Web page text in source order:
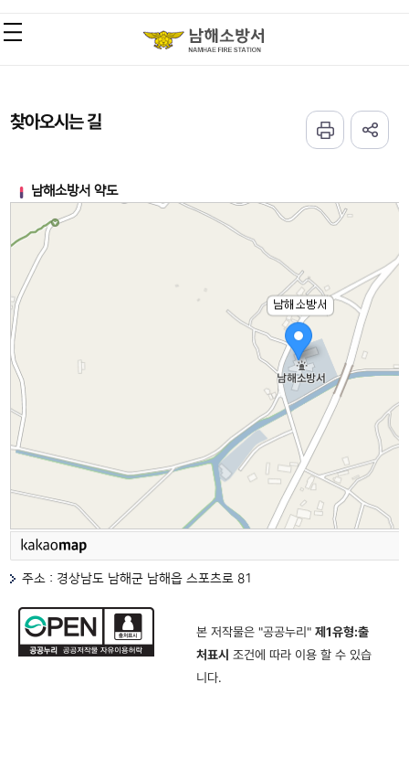
찾아오시는 길
남해소방서 약도
주소 : 경상남도 남해군 남해읍 스포츠로 81
본 저작물은 "공공누리" 제1유형:출
처표시 조건에 따라 이용 할 수 있습
니다.